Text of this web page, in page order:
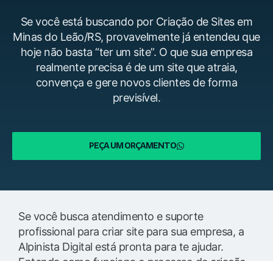
Se você está buscando por Criação de Sites em
Minas do Leão/RS, provavelmente já entendeu que
hoje não basta “ter um site”. O que sua empresa
realmente precisa é de um site que atraia,
convença e gere novos clientes de forma
previsível.
PEÇA UM ORÇAMENTO
Se você busca atendimento e suporte
profissional para criar site para sua empresa, a
Alpinista Digital está pronta para te ajudar.